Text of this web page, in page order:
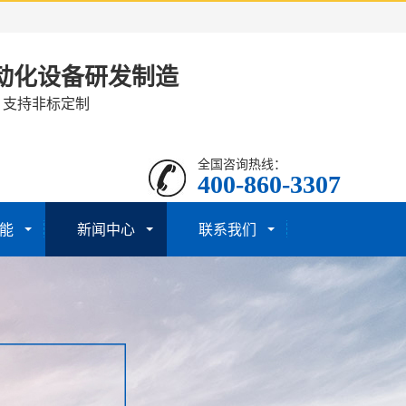
化设备研发制造
支持非标定制
全国咨询热线：
400-860-3307
新闻中心 联系我们